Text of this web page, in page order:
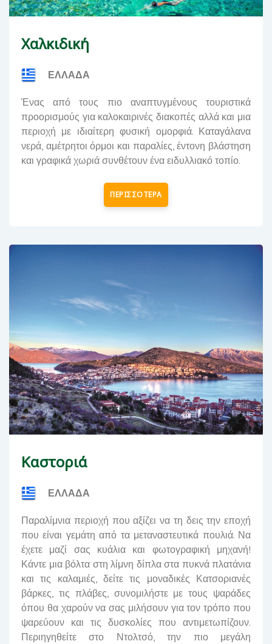
Χαλκιδική
ΕΛΛΑΔΑ
Ένας από τους πιο αναπτυγμένους τουριστικά
προορισμούς για καλοκαιρινές διακοπές αλλά και μια
περιοχή με ιδιαίτερη φυσική ομορφιά. Καταγάλανα
νερά, αμέτρητοι όρμοι και παραλίες, έντονη βλάστηση
και γραφικά χωριά συνθέτουν ένα ειδυλλιακό τοπίο.
ΠΕΡΙΣΣΟΤΕΡΑ
Καστοριά
ΕΛΛΑΔΑ
Παραλίμνια περιοχή που αξίζει να τη δεις την εποχή
που είναι γεμάτη από τα μεταναστευτικά πουλιά. Να
έχετε μαζί σας κυάλια και φωτογραφική μηχανή!
Κάντε μια βόλτα στη λίμνη δίπλα στα πυκνά πλατάνια
και τις καλαμιές, δείτε τις μοναδικές Κατσοριανές
βάρκες, τις πλάβες, συνομιλήστε με τους ψαράδες
όπου θα χαρούν να σας μιλήσουν για τον τρόπο που
ψαρεύουν και τις δυσκολίες που αντιμετωπίζουν.
Περιηγηθείτε στο Ντολτσό, την πιο μεγάλη